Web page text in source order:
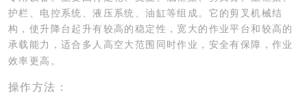
护栏、电控系统、液压系统、油缸等组成。它的剪叉机械结
构，使升降台起升有较高的稳定性，宽大的作业平台和较高的
承载能力，适合多人高空大范围同时作业，安全有保障，作业
效率更高。
操作方法：